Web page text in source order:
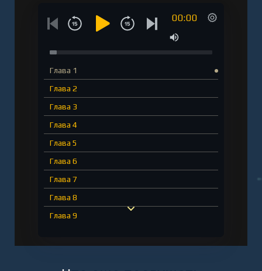
00:00
Глава 1
Глава 2
Глава 3
Глава 4
Глава 5
Глава 6
Глава 7
Глава 8
Глава 9